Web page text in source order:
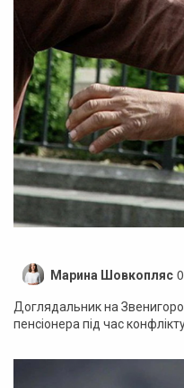
Марина Шовкопляс
Доглядальник на
пенсіонера під час